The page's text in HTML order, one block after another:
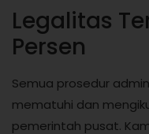
Legalitas
Persen
Semua prosedur
mematuhi dan
pemerintah pusat.